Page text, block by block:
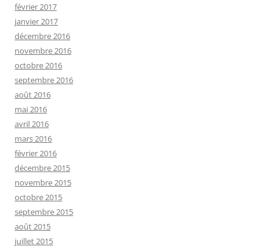
février 2017
janvier 2017
décembre 2016
novembre 2016
octobre 2016
septembre 2016
août 2016
mai 2016
avril 2016
mars 2016
février 2016
décembre 2015
novembre 2015
octobre 2015
septembre 2015
août 2015
juillet 2015